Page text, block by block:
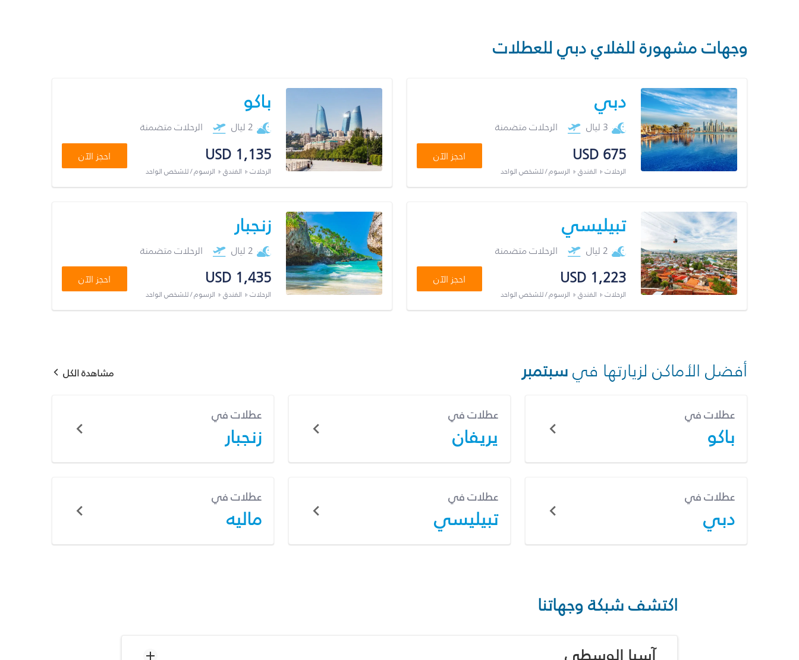
وجهات مشهورة للفلاي دبي للعطلات
دبي
3 ليال الرحلات متضمنة
USD 675
الرحلات + الفندق + الرسوم / للشخص الواحد
احجز الآن
باكو
2 ليال الرحلات متضمنة
USD 1,135
الرحلات + الفندق + الرسوم / للشخص الواحد
احجز الآن
تبيليسي
2 ليال الرحلات متضمنة
USD 1,223
الرحلات + الفندق + الرسوم / للشخص الواحد
احجز الآن
زنجبار
2 ليال الرحلات متضمنة
USD 1,435
الرحلات + الفندق + الرسوم / للشخص الواحد
احجز الآن
أفضل الأماكن لزيارتها فيسبتمبر مشاهدة الكل
عطلات في
باكو
عطلات في
يريفان
عطلات في
زنجبار
عطلات في
دبي
عطلات في
تبيليسي
عطلات في
ماليه
اكتشف شبكة وجهاتنا